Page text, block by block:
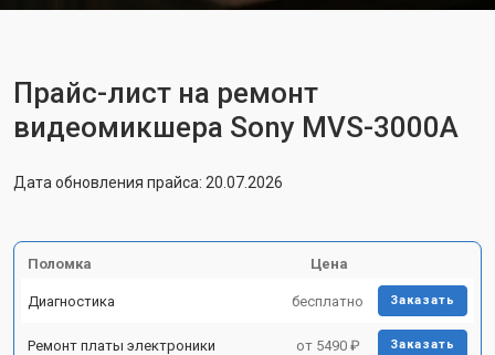
Прайс-лист на ремонт
видеомикшера Sony MVS-3000A
Дата обновления прайса: 20.07.2026
Поломка Цена
Диагностика бесплатно Заказать
Ремонт платы электроники от 5490 ₽ Заказать